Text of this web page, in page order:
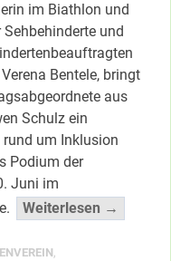
im Biathlon und
und
Bentele, bringt
aus
Schulz ein
um Inklusion
Podium der
Juni im
Weiterlesen →
,